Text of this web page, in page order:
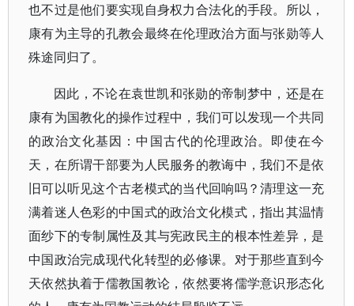
也不过是他们要实现自身权力合法化的手段。所以，
康有为主导的孔教会最终在伦理政治方面与张勋等人
殊途同归了。
因此，不论在袁世凯和张勋的帝制梦中，还是在
康有为国教化的操作过程中，我们可以发现一个共同
的政治文化基因：中国古代的伦理政治。即使在今
天，在所谓干部要为人民服务的教诲中，我们不是依
旧可以听见这个古老模式的当代回响吗？清理这一充
满着迷人色彩的中国式的政治文化模式，指出其温情
面纱下的专制属性及其与宪政民主的根本性差异，是
中国政治完成现代化转型的必修课。对于那些直到今
天依然执着于儒教国教论，依然要将儒学意识形态化